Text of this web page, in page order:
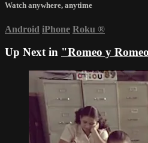
Watch anywhere, anytime
Android iPhone Roku ®
Up Next in "Romeo y